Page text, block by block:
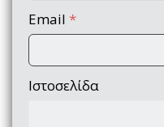
Email *
Ιστοσελίδα